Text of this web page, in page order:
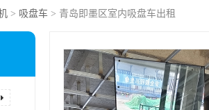
> 吸盘车 > 青岛即墨区室内吸盘车出租